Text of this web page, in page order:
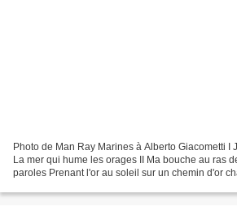
Photo de Man Ray Marines à Alberto Giacometti I
La mer qui hume les orages II Ma bouche au ras
paroles Prenant l'or au soleil sur un chemin d'or